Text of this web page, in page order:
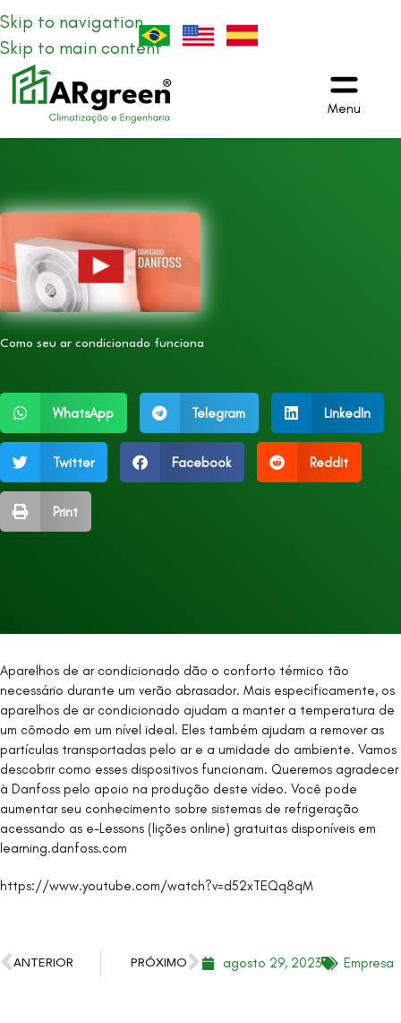
Skip to navigation
Skip to main content
Menu
Como seu ar condicionado funciona
WhatsApp Telegram LinkedIn
Twitter Facebook Reddit
Print
Aparelhos de ar condicionado dão o conforto térmico tão
necessário durante um verão abrasador. Mais especificamente, os
aparelhos de ar condicionado ajudam a manter a temperatura de
um cômodo em um nível ideal. Eles também ajudam a remover as
partículas transportadas pelo ar e a umidade do ambiente. Vamos
descobrir como esses dispositivos funcionam. Queremos agradecer
à Danfoss pelo apoio na produção deste vídeo. Você pode
aumentar seu conhecimento sobre sistemas de refrigeração
acessando as e-Lessons (lições online) gratuitas disponíveis em
learning.danfoss.com
https://www.youtube.com/watch?v=d52xTEQq8qM
ANTERIOR PRÓXIMO agosto 29, 2023 Empresa